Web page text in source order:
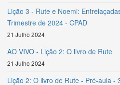
Lição 3 - Rute e Noemi:
Trimestre de 2024 - CPAD
21 Julho 2024
AO VIVO - Lição 2: O livro de Rute
21 Julho 2024
Lição 2: O livro de Rute - Pré-aula -